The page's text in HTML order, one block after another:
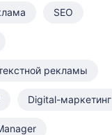
SEO
рекламы
Digital-маркетинг